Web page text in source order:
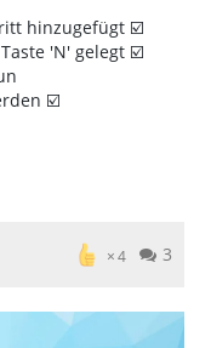
hinzugefügt ☑️
'N' gelegt ☑️
☑️
4 3